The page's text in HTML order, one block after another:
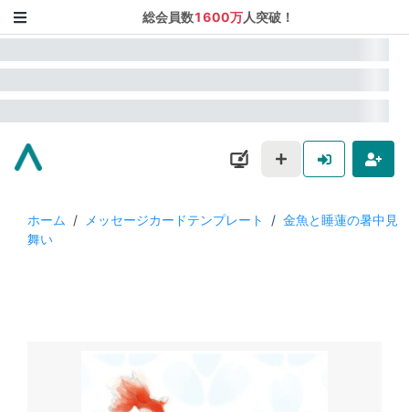
総会員数1600万人突破！
ホーム / メッセージカードテンプレート / 金魚と睡蓮の暑中見
舞い